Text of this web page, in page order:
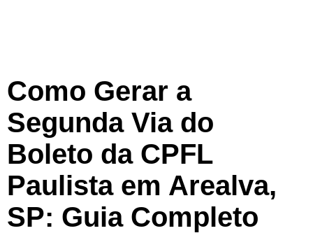
Como Gerar a
Segunda Via do
Boleto da CPFL
Paulista em Arealva,
SP: Guia Completo